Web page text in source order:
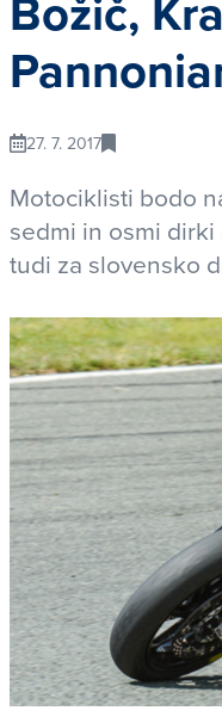
27. 7. 2017
Motociklisti bodo
sedmi in osmi
tudi za slovensko